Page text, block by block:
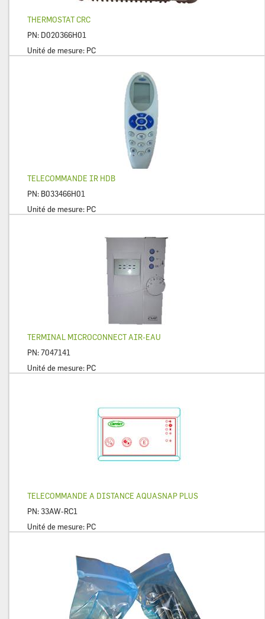
THERMOSTAT CRC
PN: D020366H01
Unité de mesure: PC
TELECOMMANDE IR HDB
PN: B033466H01
Unité de mesure: PC
TERMINAL MICROCONNECT AIR-EAU
PN:7047141
Unité de mesure: PC
TELECOMMANDE A DISTANCE AQUASNAP PLUS
PN: 33AW-RC1
Unité de mesure: PC